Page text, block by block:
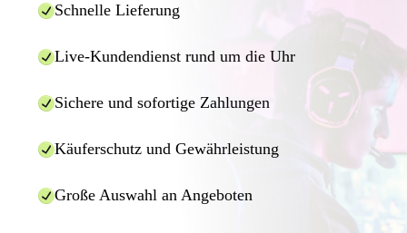
Schnelle Lieferung
Live-Kundendienst rund um die Uhr
Sichere und sofortige Zahlungen
Käuferschutz und Gewährleistung
Große Auswahl an Angeboten